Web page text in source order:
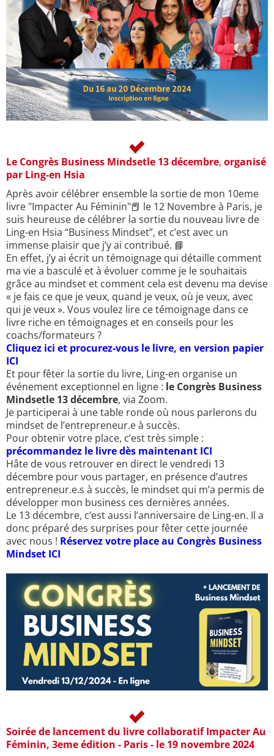
Le Congrès Business Mindsetle 13 décembre, organisé
par Ling-en Hsia
Après avoir célébrer ensemble la sortie de mon 10eme
livre "Impacter Au Féminin"📕 le 12 Novembre à Paris, je
suis heureuse de célébrer la sortie du nouveau livre de
Ling-en Hsia “Business Mindset”, et c’est avec un
immense plaisir que j’y ai contribué. 📘
En effet, j’y ai écrit un témoignage qui détaille comment
ma vie a basculé et à évoluer comme je le souhaitais
grâce au mindset et comment cela est devenu ma devise
« je fais ce que je veux, quand je veux, où je veux, avec
qui je veux ». Vous voulez lire ce témoignage dans ce
livre riche en témoignages et en conseils pour les
coachs/formateurs ?
Cliquez ici et procurez-vous le livre, en version papier
ICI
Et pour fêter la sortie du livre, Ling-en organise un
événement exceptionnel en ligne : le Congrès Business
Mindsetle 13 décembre, via Zoom.
Je participerai à une table ronde où nous parlerons du
mindset de l’entrepreneur.e à succès.
Pour obtenir votre place, c’est très simple :
précommandez le livre dès maintenant ICI
Hâte de vous retrouver en direct le vendredi 13
décembre pour vous partager, en présence d’autres
entrepreneur.e.s à succès, le mindset qui m’a permis de
développer mon business ces dernières années.
Le 13 décembre, c’est aussi l’anniversaire de Ling-en. Il a
donc préparé des surprises pour fêter cette journée
avec nous ! Réservez votre place au Congrès Business
Mindset ICI
Soirée de lancement du livre collaboratif Impacter Au
Féminin, 3eme édition - Paris - le 19 novembre 2024